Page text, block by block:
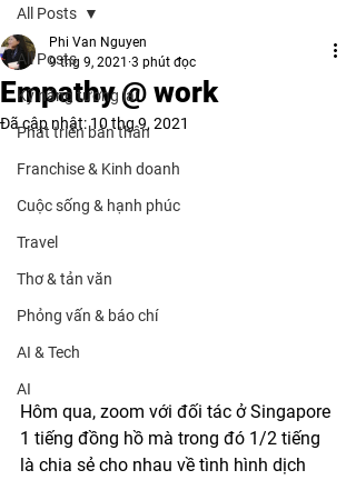
All Posts
Kỹ năng tương lai
Phát triển bản thân
Franchise & Kinh doanh
Cuộc sống & hạnh phúc
Travel
Thơ & tản văn
Phỏng vấn & báo chí
AI & Tech
AI
All Posts
Empathy @ work
Phi Van Nguyen
9 thg 9, 2021 3 phút đọc
Đã cập nhật:10 thg 9, 2021
Hôm qua, zoom với đối tác ở Singapore
1 tiếng đồng hồ mà trong đó 1/2 tiếng
là chia sẻ cho nhau về tình hình dịch